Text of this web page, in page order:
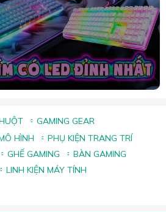
GAMING GEAR
HÌNH
PHỤ KIỆN TRANG TRÍ
GHẾ GAMING
BÀN GAMING
LINH KIỆN MÁY TÍNH